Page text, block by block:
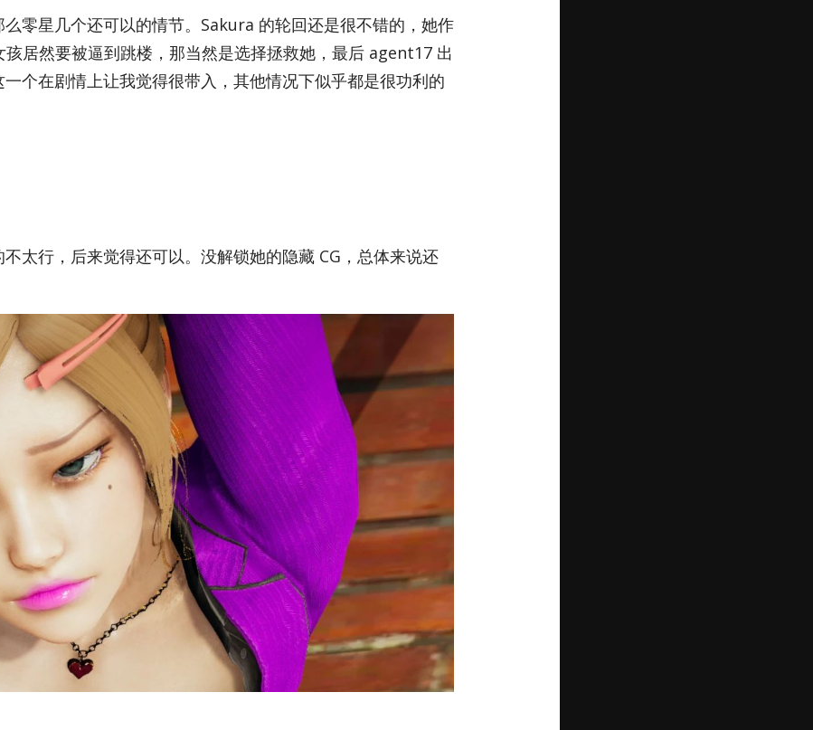
零星几个还可以的情节。Sakura 的轮回还是很不错的，她作
居然要被逼到跳楼，那当然是选择拯救她，最后 agen­t17 出
个在剧情上让我觉得很带入，其他情况下似乎都是很功利的
太行，后来觉得还可以。没解锁她的隐藏 CG，总体来说还